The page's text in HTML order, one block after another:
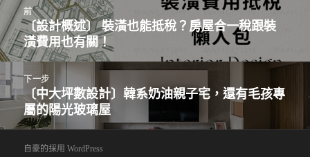
導
覽
前
上
一
篇
文
章：
〔設計概述〕 裝潢也能抵稅？房屋合一稅跟裝
潢費用也有關！
下一步
下
一
篇
文
〔中大坪數設計〕韓系奶油親子宅，還有毛孩專
屬的陽光玻璃屋
自豪的採用 WordPress